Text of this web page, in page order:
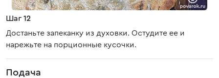
Шаг 12
Достаньте запеканку из духовки. Остудите ее и
нарежьте на порционные кусочки.
Подача